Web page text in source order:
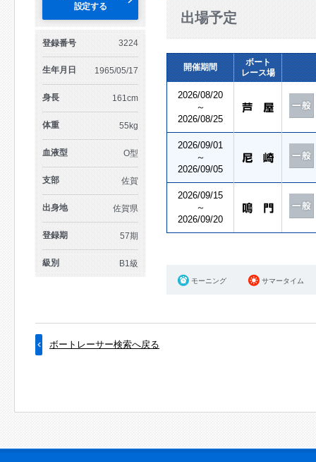
設定する
登録番号 3224
生年月日 1965/05/17
身長 161cm
体重 55kg
血液型 O型
支部 佐賀
出身地 佐賀県
登録期 57期
級別 B1級
出場予定
開催期間
ボート
レース場
2026/08/20
～
2026/08/25
2026/09/01
～
2026/09/05
2026/09/15
～
2026/09/20
モーニング サマータイム
ボートレーサー検索へ戻る